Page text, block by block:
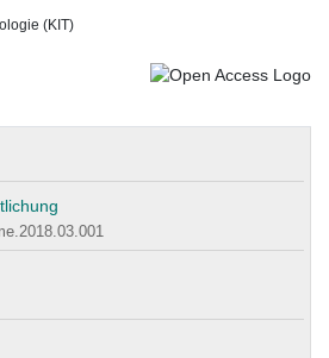
(KIT)